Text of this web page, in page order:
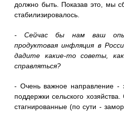
должно быть. Показав это, мы
стабилизировалось.
- Сейчас бы нам ваш
продуктовая инфляция в
дадите какие-то советы,
справляться?
- Очень важное направление -
поддержки сельского
стагнированные (по сути -